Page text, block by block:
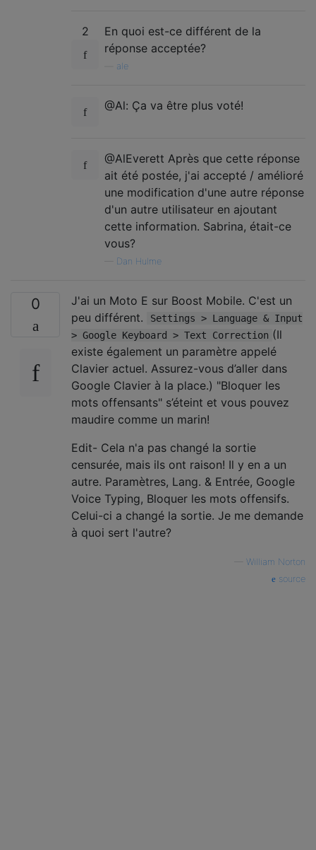
2
En quoi est-ce différent de la
réponse acceptée?
ale
@Al: Ça va être plus voté!
@AlEverett Après que cette réponse
ait été postée, j'ai accepté / amélioré
une modification d'une autre réponse
d'un autre utilisateur en ajoutant
cette information. Sabrina, était-ce
vous?
Dan Hulme
0
J'ai un Moto E sur Boost Mobile. C'est un
peu différent.
Settings > Language & Input
> Google Keyboard > Text Correction (Il
existe également un paramètre appelé
Clavier actuel. Assurez-vous d’aller dans
Google Clavier à la place.) "Bloquer les
mots offensants" s’éteint et vous pouvez
maudire comme un marin!
Edit- Cela n'a pas changé la sortie
censurée, mais ils ont raison! Il y en a un
autre. Paramètres, Lang. & Entrée, Google
Voice Typing, Bloquer les mots offensifs.
Celui-ci a changé la sortie. Je me demande
à quoi sert l'autre?
William Norton
source